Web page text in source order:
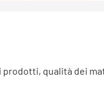
prodotti, qualità dei